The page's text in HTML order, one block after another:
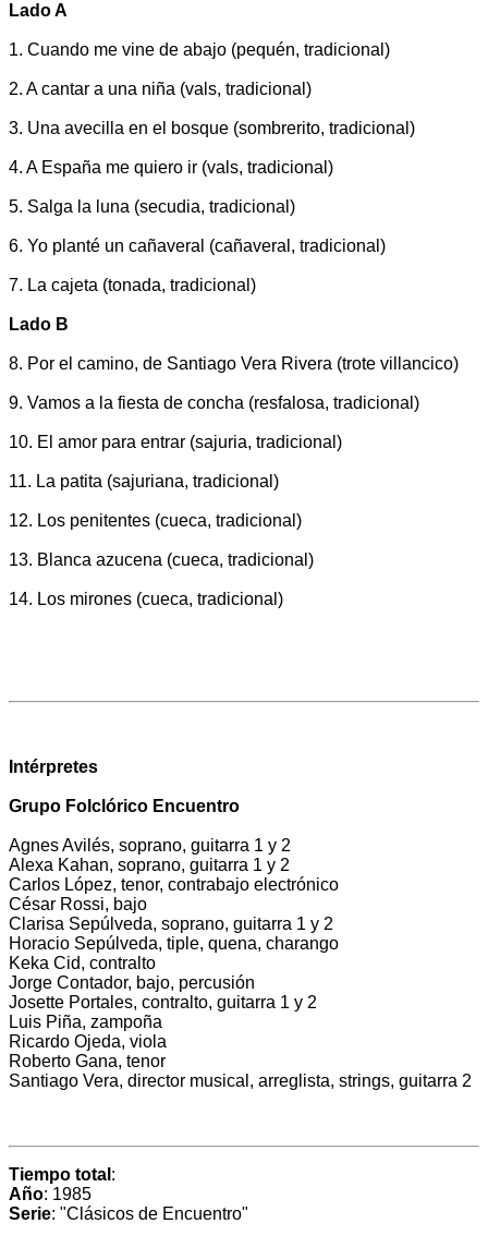
Lado A
1. Cuando me vine de abajo (pequén, tradicional)
2. A cantar a una niña (vals, tradicional)
3. Una avecilla en el bosque (sombrerito, tradicional)
4. A España me quiero ir (vals, tradicional)
5. Salga la luna (secudia, tradicional)
6. Yo planté un cañaveral (cañaveral, tradicional)
7. La cajeta (tonada, tradicional)
Lado B
8. Por el camino, de Santiago Vera Rivera (trote villancico)
9. Vamos a la fiesta de concha (resfalosa, tradicional)
10. El amor para entrar (sajuria, tradicional)
11. La patita (sajuriana, tradicional)
12. Los penitentes (cueca, tradicional)
13. Blanca azucena (cueca, tradicional)
14. Los mirones (cueca, tradicional)
Intérpretes
Grupo Folclórico Encuentro
Agnes Avilés, soprano, guitarra 1 y 2
Alexa Kahan, soprano, guitarra 1 y 2
Carlos López, tenor, contrabajo electrónico
César Rossi, bajo
Clarisa Sepúlveda, soprano, guitarra 1 y 2
Horacio Sepúlveda, tiple, quena, charango
Keka Cid, contralto
Jorge Contador, bajo, percusión
Josette Portales, contralto, guitarra 1 y 2
Luis Piña, zampoña
Ricardo Ojeda, viola
Roberto Gana, tenor
Santiago Vera, director musical, arreglista, strings, guitarra 2
Tiempo total :
Año: 1985
Serie: "Clásicos de Encuentro"